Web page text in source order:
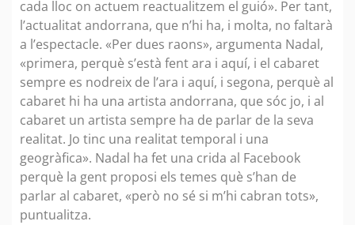
cada lloc on actuem reactualitzem el guió». Per tant,
l’actualitat andorrana, que n’hi ha, i molta, no faltarà
a l’espectacle. «Per dues raons», argumenta Nadal,
«primera, perquè s’està fent ara i aquí, i el cabaret
sempre es nodreix de l’ara i aquí, i segona, perquè al
cabaret hi ha una artista andorrana, que sóc jo, i al
cabaret un artista sempre ha de parlar de la seva
realitat. Jo tinc una realitat temporal i una
geogràfica». Nadal ha fet una crida al Facebook
perquè la gent proposi els temes què s’han de
parlar al cabaret, «però no sé si m’hi cabran tots»,
puntualitza.